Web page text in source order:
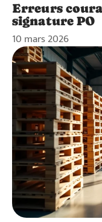
Erreurs
signature PO
10 mars 2026